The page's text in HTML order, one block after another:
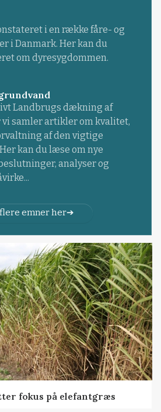
i en række fåre- og
i Danmark. Her kan du
om dyresygdommen.
Landbrugs dækning af
vi samler artikler om kvalitet,
af den vigtige
kan du læse om nye
analyser og
emner her
fokus på elefantgræs